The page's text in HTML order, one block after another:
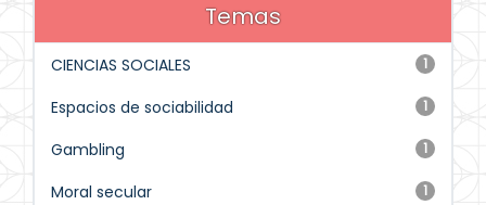
Temas
1
CIENCIAS SOCIALES
1
Espacios de sociabilidad
1
Gambling
1
Moral secular